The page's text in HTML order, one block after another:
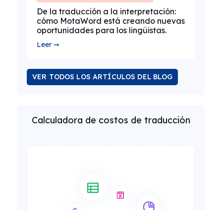
De la traducción a la interpretación:
cómo MotaWord está creando nuevas
oportunidades para los lingüistas.
Leer ➞
VER TODOS LOS ARTÍCULOS DEL BLOG
Calculadora de costos de traducción